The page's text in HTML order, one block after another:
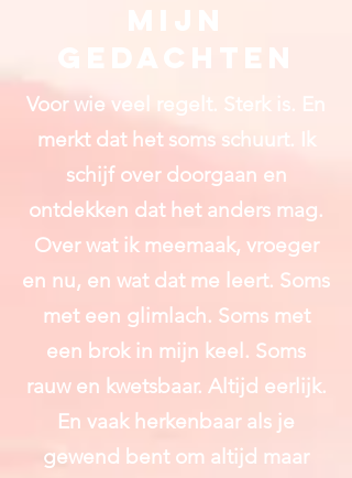
Mijn
gedachten
Voor wie veel regelt. Sterk is. En
merkt dat het soms schuurt. Ik
schijf over doorgaan en
ontdekken dat het anders mag.
Over wat ik meemaak, vroeger
en nu, en wat dat me leert. Soms
met een glimlach. Soms met
een brok in mijn keel. Soms
rauw en kwetsbaar. Altijd eerlijk.
En vaak herkenbaar als je
gewend bent om altijd maar